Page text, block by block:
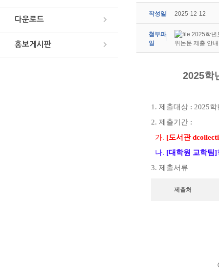
다운로드
홍보게시판
작성일 2025-12-12
첨부파
일
2025학년
위논문 제출 안
2025학
1. 제출대상 : 2025
2. 제출기간 :
가. [도서관
나. [대학원 교학팀]
3. 제출서류
제출처